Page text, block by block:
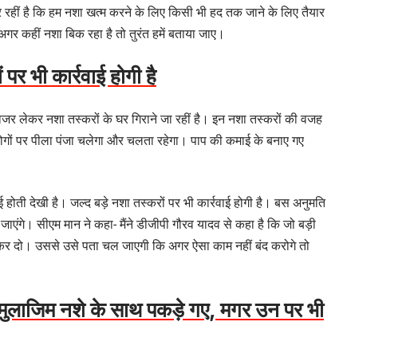
रहीं है कि हम नशा खत्म करने के लिए किसी भी हद तक जाने के लिए तैयार
कहीं नशा बिक रहा है तो तुरंत हमें बताया जाए।
भी कार्रवाई होगी है
लेकर नशा तस्करों के घर गिराने जा रहीं है। इन नशा तस्करों की वजह
पर पीला पंजा चलेगा और चलता रहेगा। पाप की कमाई के बनाए गए
होती देखी है। जल्द बड़े नशा तस्करों पर भी कार्रवाई होगी है। बस अनुमति
सीएम मान ने कहा- मैंने डीजीपी गौरव यादव से कहा है कि जो बड़ी
दो। उससे उसे पता चल जाएगी कि अगर ऐसा काम नहीं बंद करोगे तो
नशे के साथ पकड़े गए, मगर उन पर भी